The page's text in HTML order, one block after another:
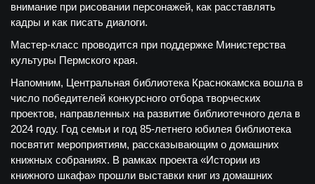
внимание при рисовании персонажей, как расставлять
кадры и как писать диалоги.
Мастер-класс проводится при поддержке Министерства
культуры Пермского края.
Напомним, Центральная библиотека Краснокамска вошла в
число победителей конкурсного отбора творческих
проектов, направленных на развитие библиотечного дела в
2024 году. Год семьи и год 85-летнего юбилея библиотека
посвятит мероприятиям, рассказывающим о домашних
книжных собраниях. В рамках проекта «Истории из
книжного шкафа» прошли выставки книг из домашних